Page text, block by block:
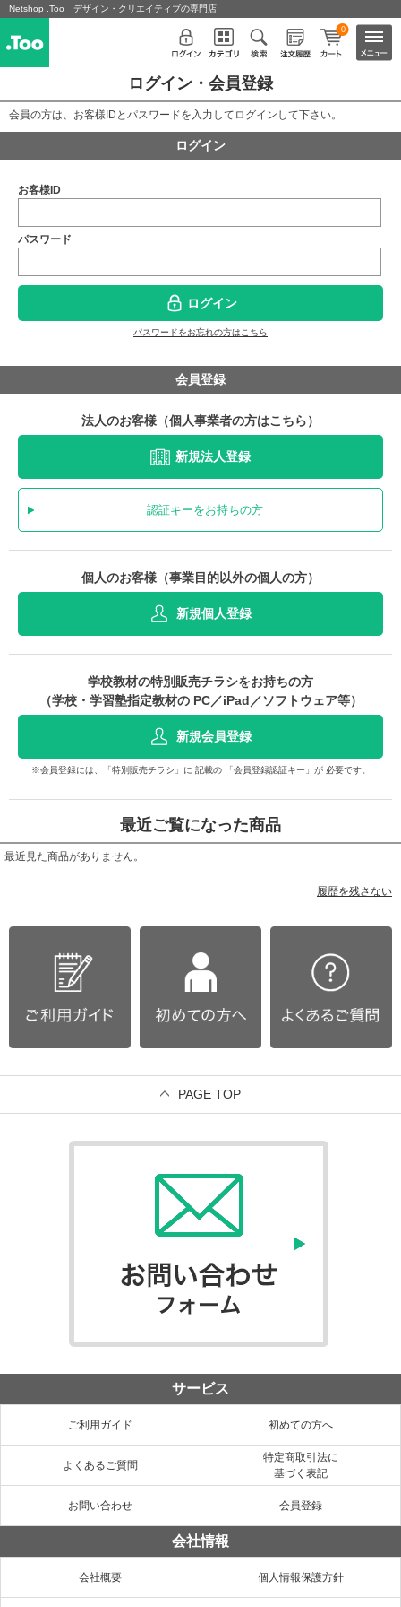
Netshop .Too デザイン・クリエイティブの専門店
0
ログイン・会員登録
会員の方は、お客様IDとパスワードを入力してログインして下さい。
ログイン
お客様ID
パスワード
ログイン
パスワードをお忘れの方はこちら
会員登録
法人のお客様（個人事業者の方はこちら）
新規法人登録
認証キーをお持ちの方
個人のお客様（事業目的以外の個人の方）
新規個人登録
学校教材の特別販売チラシをお持ちの方
（学校・学習塾指定教材の PC／iPad／ソフトウェア等）
新規会員登録
※会員登録には、「特別販売チラシ」に 記載の 「会員登録認証キー」が 必要です。
最近ご覧になった商品
最近見た商品がありません。
履歴を残さない
PAGE TOP
サービス
ご利用ガイド 初めての方へ
よくあるご質問
特定商取引法に
基づく表記
お問い合わせ 会員登録
会社情報
会社概要 個人情報保護方針